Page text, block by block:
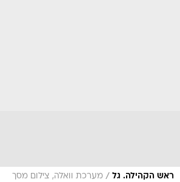
ראש הקהילה. גל / מערכת וואלה, צילום מסך